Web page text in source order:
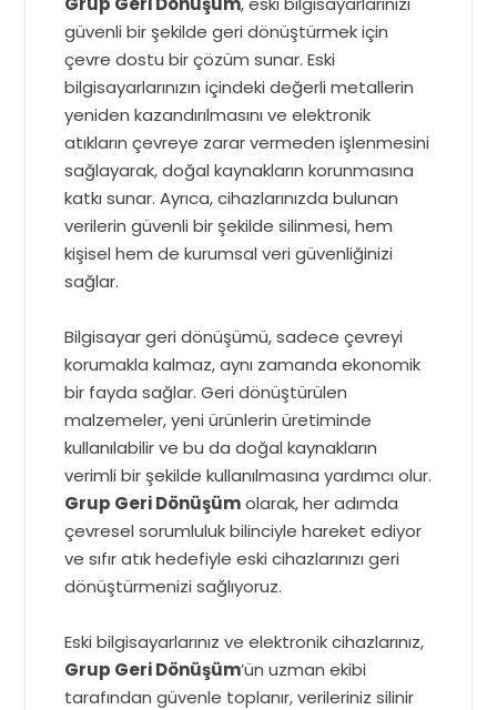
güvenli bir şekilde geri dönüştürmek için
çevre dostu bir çözüm sunar. Eski
bilgisayarlarınızın içindeki değerli metallerin
yeniden kazandırılmasını ve elektronik
atıkların çevreye zarar vermeden işlenmesini
sağlayarak, doğal kaynakların korunmasına
katkı sunar. Ayrıca, cihazlarınızda bulunan
verilerin güvenli bir şekilde silinmesi, hem
kişisel hem de kurumsal veri güvenliğinizi
sağlar.
Bilgisayar geri dönüşümü, sadece çevreyi
korumakla kalmaz, aynı zamanda ekonomik
bir fayda sağlar. Geri dönüştürülen
malzemeler, yeni ürünlerin üretiminde
kullanılabilir ve bu da doğal kaynakların
verimli bir şekilde kullanılmasına yardımcı olur.
Grup Geri Dönüşümolarak, her adımda
çevresel sorumluluk bilinciyle hareket ediyor
ve sıfır atık hedefiyle eski cihazlarınızı geri
dönüştürmenizi sağlıyoruz.
Eski bilgisayarlarınız ve elektronik cihazlarınız,
Grup Geri Dönüşüm’ün uzman ekibi
tarafından güvenle toplanır, verileriniz silinir